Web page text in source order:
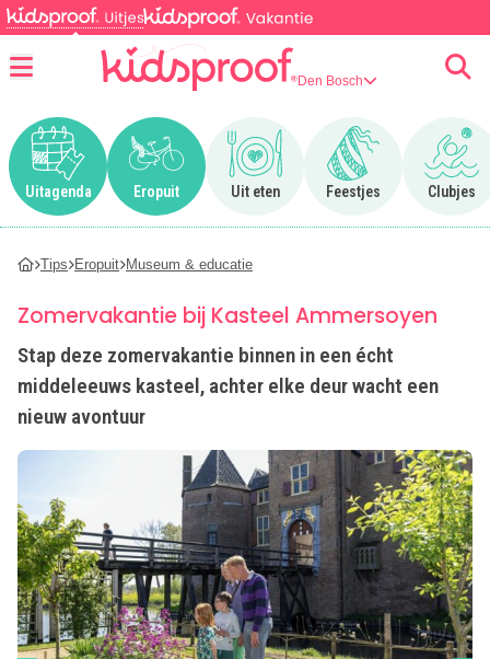
Den Bosch
Uitagenda
Ga naar Uitagenda
Eropuit
Ga naar Eropuit
Uit eten
Ga naar Uit eten
Feestjes
Ga naar Feestjes
Clubjes
Ga
Tips Eropuit Museum & educatie
Zomervakantie bij Kasteel Ammersoyen
Stap deze zomervakantie binnen in een écht
middeleeuws kasteel, achter elke deur wacht een
nieuw avontuur